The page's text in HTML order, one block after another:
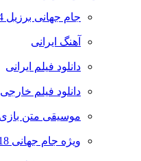
جام جهانی برزیل 2014
آهنگ ایرانی
دانلود فیلم ایرانی
دانلود فیلم خارجی
موسیقی متن
ویژه جام جهانی 2018 روسیه